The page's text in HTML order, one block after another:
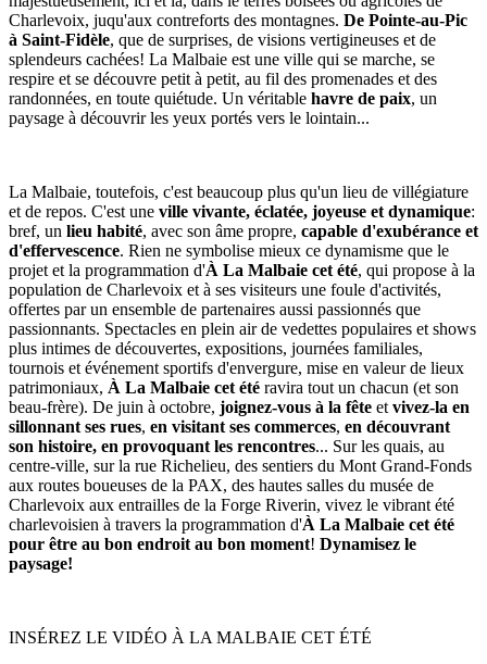
Charlevoix, juqu'aux contreforts des montagnes. De Pointe-au-Pic
à Saint-Fidèle, que de surprises, de visions vertigineuses et de
splendeurs cachées! La Malbaie est une ville qui se marche, se
respire et se découvre petit à petit, au fil des promenades et des
randonnées, en toute quiétude. Un véritable havre de paix, un
paysage à découvrir les yeux portés vers le lointain...
La Malbaie, toutefois, c'est beaucoup plus qu'un lieu de villégiature
et de repos. C'est une ville vivante, éclatée, joyeuse et dynamique:
bref, un lieu habité, avec son âme propre, capable d'exubérance et
d'effervescence. Rien ne symbolise mieux ce dynamisme que le
projet et la programmation d'À La Malbaie cet été, qui propose à la
population de Charlevoix et à ses visiteurs une foule d'activités,
offertes par un ensemble de partenaires aussi passionnés que
passionnants. Spectacles en plein air de vedettes populaires et shows
plus intimes de découvertes, expositions, journées familiales,
tournois et événement sportifs d'envergure, mise en valeur de lieux
patrimoniaux, À La Malbaie cet été ravira tout un chacun (et son
beau-frère). De juin à octobre, joignez-vous à la fête et vivez-la en
sillonnant ses rues, en visitant ses commerces, en découvrant
son histoire, en provoquant les rencontres... Sur les quais, au
centre-ville, sur la rue Richelieu, des sentiers du Mont Grand-Fonds
aux routes boueuses de la PAX, des hautes salles du musée de
Charlevoix aux entrailles de la Forge Riverin, vivez le vibrant été
charlevoisien à travers la programmation d'À La Malbaie cet été
pour être au bon endroit au bon moment! Dynamisez le
paysage!
INSÉREZ LE VIDÉO À LA MALBAIE CET ÉTÉ